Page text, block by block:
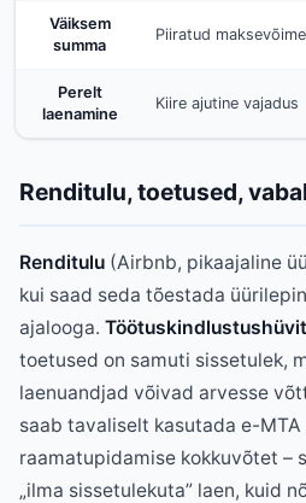
Väiksem
summa
Piiratud maksevõime
Perelt
laenamine
Kiire ajutine vajadus
Renditulu, toetused,
Renditulu (Airbnb, pikaajaline
kui saad seda tõestada
ajalooga.
toetused on samuti sissetulek,
laenuandjad võivad arvesse
saab tavaliselt kasutada e-
raamatupidamise kokkuvõtet –
„ilma sissetulekuta” laen, kuid